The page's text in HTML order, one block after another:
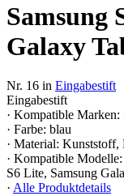
Samsung
Galaxy
Nr. 16 in Eingabestift
Eingabestift
· Kompatible Marken:
· Farbe: blau
· Material: Kunststoff,
· Kompatible
S6 Lite, Samsung
· Alle Produktdetails